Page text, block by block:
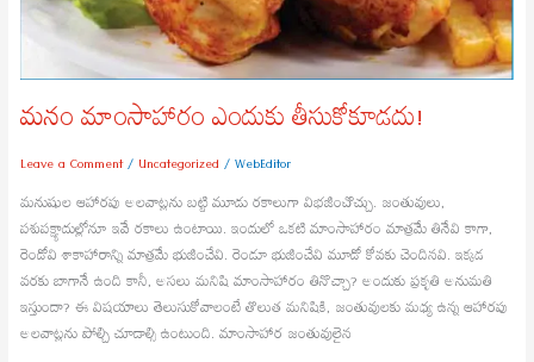
మనం మాంసాహారం ఎందుకు తీసుకోకూడదు!
Leave a Comment/ Uncategorized /WebEditor
మనుషుల ఆహారపు అలవాట్లను బట్టి మూడు రకాలుగా విభజించొచ్చు. జంతువులు,
పశుపక్ష్యాదుల్లోనూ ఇవే రకాలు ఉంటాయి. ఇందులో ఒకటి మాంసాహారం మాత్రమే తినేవి కాగా,
రెండోవి శాకాహారాన్ని మాత్రమే భుజించేవి. రెండూ భుజించేవి మూడో కోవకు చెందినవి. ఇక్కడ
వరకు బాగానే ఉంది కానీ, అసలు మనిషి మాంసాహారం తినొచ్చా? అందుకు ప్రకృతి అనుమతి
ఇస్తుందా? ఈ విషయాలు తెలుసుకోవాలంటే తొలుత మనిషికి, జంతువులకు మధ్య ఉన్న ఆహారపు
అలవాట్లను పోల్చి చూడాల్సి ఉంటుంది. మాంసాహార జంతువులైన